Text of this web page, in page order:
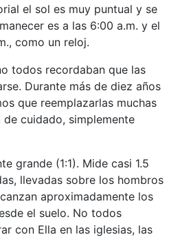
el sol es muy puntual y se
es a las 6:00 a.m. y el
como un reloj.
todos recordaban que las
Durante más de diez años
que reemplazarlas muchas
cuidado, simplemente
grande (1:1). Mide casi 1.5
llevadas sobre los hombros
aproximadamente los
el suelo. No todos
con Ella en las iglesias, las